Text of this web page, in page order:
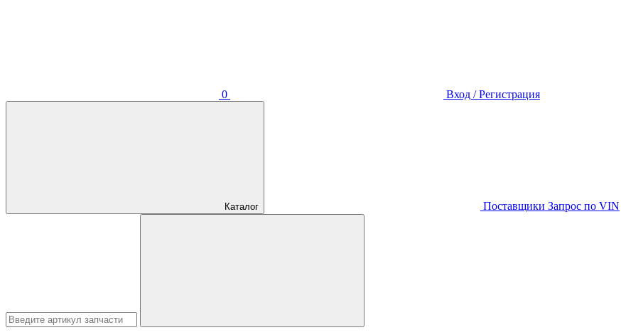
0 Вход / Регистрация
Каталог Поставщики Запрос по VIN